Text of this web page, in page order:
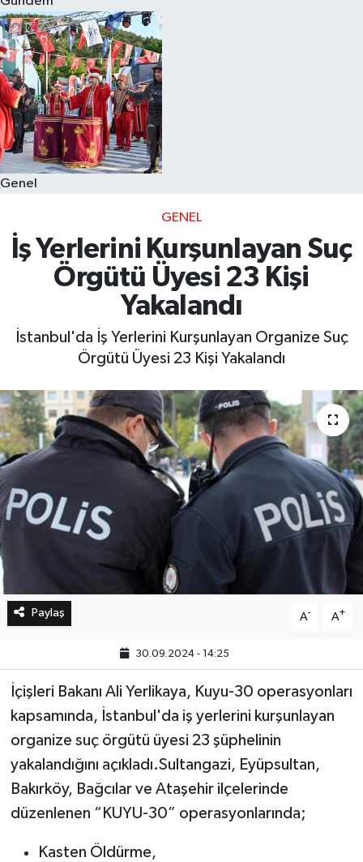
Genel
GENEL
İş Yerlerini Kurşunlayan Suç
Örgütü Üyesi 23 Kişi
Yakalandı
İstanbul'da İş Yerlerini Kurşunlayan Organize Suç
Örgütü Üyesi 23 Kişi Yakalandı
Paylaş A- A+
30.09.2024 - 14:25
İçişleri Bakanı Ali Yerlikaya, Kuyu-30 operasyonları
kapsamında, İstanbul'da iş yerlerini kurşunlayan
organize suç örgütü üyesi 23 şüphelinin
yakalandığını açıkladı.Sultangazi, Eyüpsultan,
Bakırköy, Bağcılar ve Ataşehir ilçelerinde
düzenlenen “KUYU-30” operasyonlarında;
Kasten Öldürme,
Eğitim
Sağlık
Dünya
Magazin
Kültür & Sanat
Teknoloji
Genel
Bilim, Teknoloji